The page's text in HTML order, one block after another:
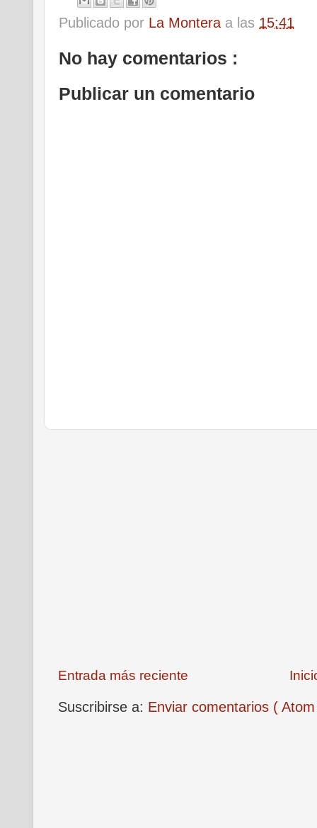
Publicado por La Montera a las 15:41
No hay comentarios :
Publicar un comentario
Entrada más reciente
Suscribirse a: Enviar comentarios (